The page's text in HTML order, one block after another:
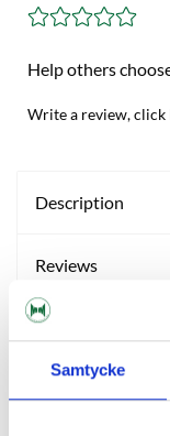
Samtycke
Help others
Write a review, click
Description
Reviews
Ask about product